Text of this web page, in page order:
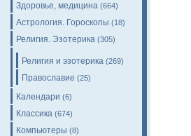
Здоровье, медицина (664)
Астрология. Гороскопы (18)
Религия. Эзотерика (305)
Религия и эзотерика (269)
Православие (25)
Календари (6)
Классика (674)
Компьютеры (8)